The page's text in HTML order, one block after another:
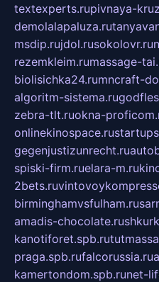
textexperts.rupivnaya-
demolalapaluza.ru
msdip.rujdol.rusokolovr.ru
rezemkleim.rumassage-
biolisichka24.rumncraft-
algoritm-sistema.ru
zebra-tlt.ruokna-
onlinekinospace.ru
gegenjustizunrecht.ru
spiski-firm.ruelara-m.ru
2bets.ru
birminghamvsfulham.ru
amadis-chocolate.ru
kanotiforet.spb.ru
praga.spb.rufalcorussia.ru
kamertondom.spb.runet-